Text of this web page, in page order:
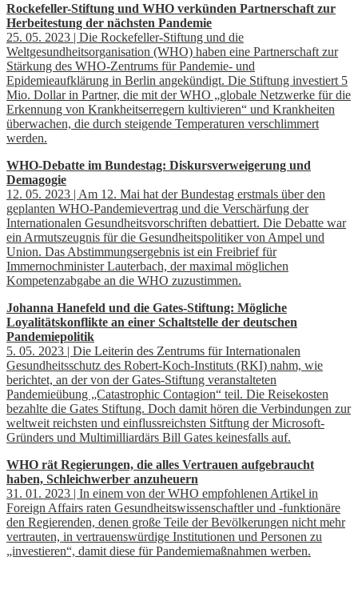
Rockefeller-Stiftung und WHO verkünden Partnerschaft zur
Herbeitestung der nächsten Pandemie
25. 05. 2023 | Die Rockefeller-Stiftung und die
Weltgesundheitsorganisation (WHO) haben eine Partnerschaft zur
Stärkung des WHO-Zentrums für Pandemie- und
Epidemieaufklärung in Berlin angekündigt. Die Stiftung investiert 5
Mio. Dollar in Partner, die mit der WHO „globale Netzwerke für die
Erkennung von Krankheitserregern kultivieren“ und Krankheiten
überwachen, die durch steigende Temperaturen verschlimmert
werden.
WHO-Debatte im Bundestag: Diskursverweigerung und
Demagogie
12. 05. 2023 | Am 12. Mai hat der Bundestag erstmals über den
geplanten WHO-Pandemievertrag und die Verschärfung der
Internationalen Gesundheitsvorschriften debattiert. Die Debatte war
ein Armutszeugnis für die Gesundheitspolitiker von Ampel und
Union. Das Abstimmungsergebnis ist ein Freibrief für
Immernochminister Lauterbach, der maximal möglichen
Kompetenzabgabe an die WHO zuzustimmen.
Johanna Hanefeld und die Gates-Stiftung: Mögliche
Loyalitätskonflikte an einer Schaltstelle der deutschen
Pandemiepolitik
5. 05. 2023 | Die Leiterin des Zentrums für Internationalen
Gesundheitsschutz des Robert-Koch-Instituts (RKI) nahm, wie
berichtet, an der von der Gates-Stiftung veranstalteten
Pandemieübung „Catastrophic Contagion“ teil. Die Reisekosten
bezahlte die Gates Stiftung. Doch damit hören die Verbindungen zur
weltweit reichsten und einflussreichsten Sitftung der Microsoft-
Gründers und Multimilliardärs Bill Gates keinesfalls auf.
WHO rät Regierungen, die alles Vertrauen aufgebraucht
haben, Schleichwerber anzuheuern
31. 01. 2023 | In einem von der WHO empfohlenen Artikel in
Foreign Affairs raten Gesundheitswissenschaftler und -funktionäre
den Regierenden, denen große Teile der Bevölkerungen nicht mehr
vertrauten, in vertrauenswürdige Institutionen und Personen zu
„investieren“, damit diese für Pandemiemaßnahmen werben.